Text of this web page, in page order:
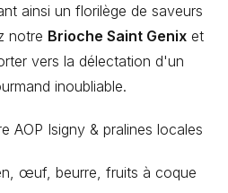
ainsi un florilège de saveurs
notre Brioche Saint Genixet
vers la délectation d'un
inoubliable.
AOP Isigny & pralines locales
œuf, beurre, fruits à coque